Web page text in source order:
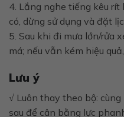
4. Lắng nghe tiếng kêu
có, dừng sử dụng và đặt
5. Sau khi đi mưa lớn/rửa
má; nếu vẫn kém hiệu
Lưu ý
√ Luôn thay theo bộ:
sau để cân bằng lực